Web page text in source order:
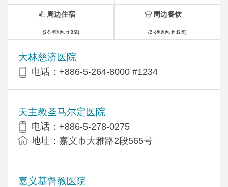
大林慈济医院
电话：+886-5-264-8000 #1234
天主教圣马尔定医院
电话：+886-5-278-0275
地址：嘉义市大雅路2段565号
嘉义基督教医院
周边住宿
(2 公里以内, 共 3 笔)
周边餐饮
(2 公里以内, 共 13 笔)